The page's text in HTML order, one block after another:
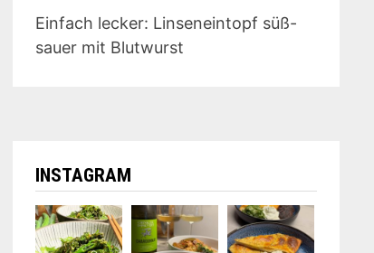
Einfach lecker: Linseneintopf süß-
sauer mit Blutwurst
INSTAGRAM